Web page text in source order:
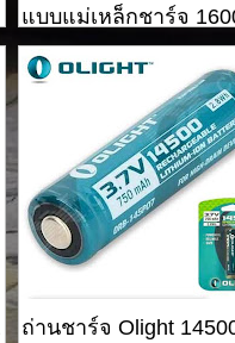
แบบแม่เหล็กชาร์จ
lumens
ถ่านชาร์จ Olight